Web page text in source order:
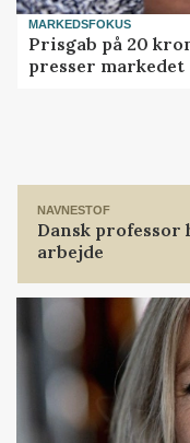
MARKEDSFOKUS
Prisgab på 20
presser markedet
NAVNESTOF
Dansk
arbejde